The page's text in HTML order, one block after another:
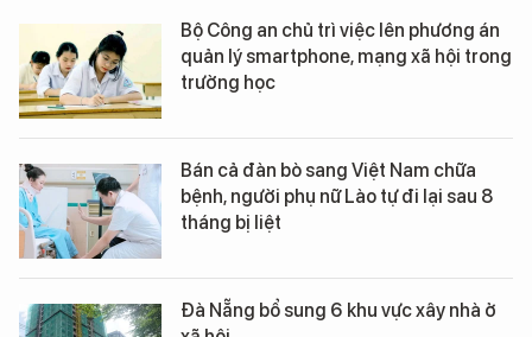
Bộ Công an chủ trì việc lên phương án
quản lý smartphone, mạng xã hội trong
trường học
Bán cả đàn bò sang Việt Nam chữa
bệnh, người phụ nữ Lào tự đi lại sau 8
tháng bị liệt
Đà Nẵng bổ sung 6 khu vực xây nhà ở